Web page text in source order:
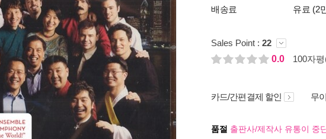
배송료
유료 (2
Sales Point : 22
0.0
100자
카드/간편결제 할인 무
품절 출판사/제작사 유통이 중